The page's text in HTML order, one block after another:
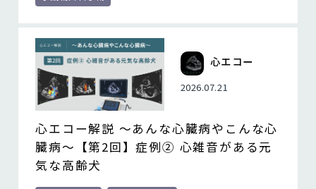
心エコー
2026.07.21
心エコー解説 ～あんな心臓病やこんな心
臓病～【第2回】症例② 心雑音がある元
気な高齢犬